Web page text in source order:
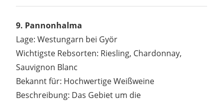
9. Pannonhalma
Lage: Westungarn bei Györ
Wichtigste Rebsorten: Riesling, Chardonnay,
Sauvignon Blanc
Bekannt für: Hochwertige Weißweine
Beschreibung: Das Gebiet um die